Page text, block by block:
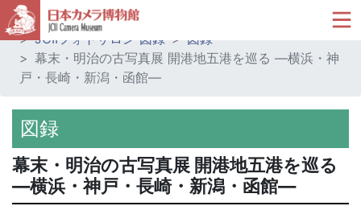
ホーム
ミュージアムショップ
JCIIフォトサロン 図録
図録
幕末・明治の古写真展 開港地五港を巡る ―横浜・神
戸・長崎・新潟・函館―
図録
幕末・明治の古写真展 開港地五港を巡る
―横浜・神戸・長崎・新潟・函館―